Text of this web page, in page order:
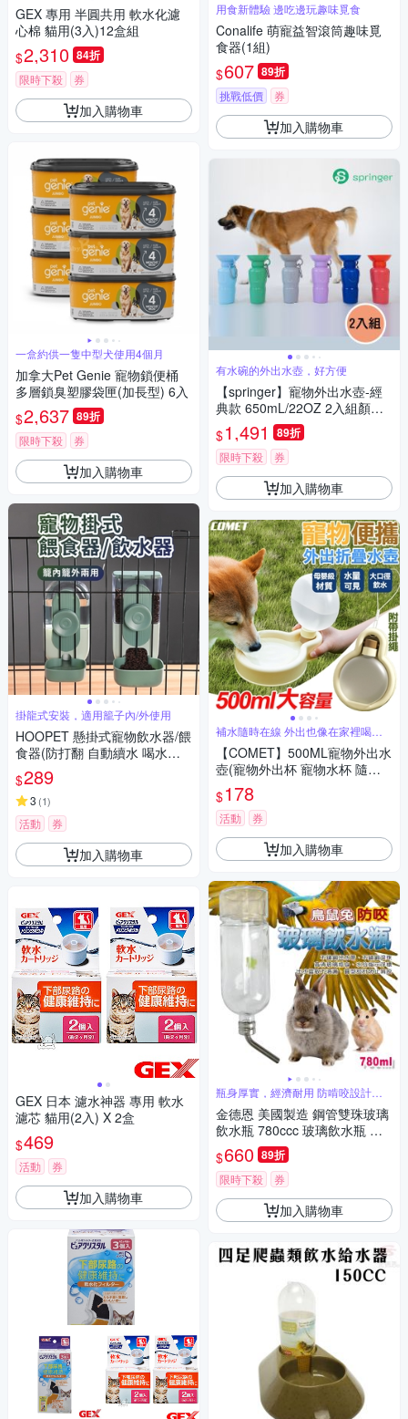
GEX 專用 半圓共用 軟水化濾
心棉 貓用(3入)12盒組
$2,310 84折
限時下殺 券
加入購物車
一盒約供一隻中型犬使用4個月
加拿大Pet Genie 寵物鎖便桶
多層鎖臭塑膠袋匣(加長型) 6入
$2,637 89折
限時下殺 券
加入購物車
掛龍式安裝，適用籠子內/外使用
HOOPET 懸掛式寵物飲水器/餵
食器(防打翻 自動續水 喝水器
掛籠碗 水壺 餵水器 飲水機 貓
咪狗狗 寵物用品)
$289
3 (1)
活動 券
加入購物車
GEX 日本 濾水神器 專用 軟水
濾芯 貓用(2入) X 2盒
$469
活動 券
加入購物車
用食新體驗 邊吃邊玩趣味覓食
Conalife 萌寵益智滾筒趣味覓
食器(1組)
$607 89折
挑戰低價 券
加入購物車
有水碗的外出水壺，好方便
【springer】寵物外出水壺-經
典款 650mL/22OZ 2入組顏色
隨機(寵物水壺 外出水碗 喝水
寵物碗)
$1,491 89折
限時下殺 券
加入購物車
補水隨時在線 外出也像在家裡喝水
一樣
【COMET】500ML寵物外出水
壺(寵物外出杯 寵物水杯 隨行
杯 飲水杯/DG-CUP02)
$178
活動 券
加入購物車
瓶身厚實，經濟耐用 防啃咬設計，
CP值高
金德恩 美國製造 鋼管雙珠玻璃
飲水瓶 780ccc 玻璃飲水瓶 鋼
管雙珠瓶 飲水瓶 寵物飲水瓶 LI
XIT
$660 89折
限時下殺 券
加入購物車